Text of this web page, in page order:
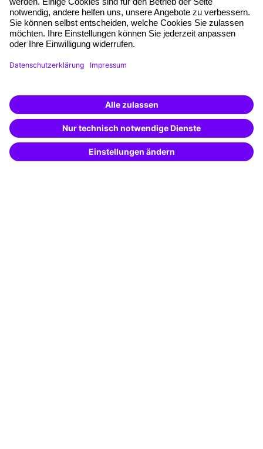
Planung und Locations
Fördermöglichkeiten
Besondere Angebote
Potenzialanalyse
Transfercoaching
Weiterbildung finden -
mit KI-Power!
Beschreibe was du suchst und erhalte
passende Weiterbildungen vomKI-Berater
– schnell und treffsicher.